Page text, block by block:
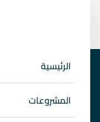
الرئيسية
المشروعات
الصفحة الرئيسية ›
شركة ليفينج